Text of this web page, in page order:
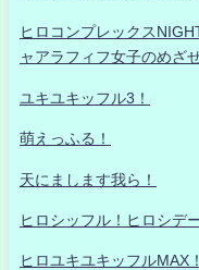
ヒロコンプレックス
ャアラフィフ女子のめざ
ユキユキッフル3！
萌えっふる！
天にまします我ら！
ヒロシッフル！ヒロシデ
ヒロユキユキッフルMAX